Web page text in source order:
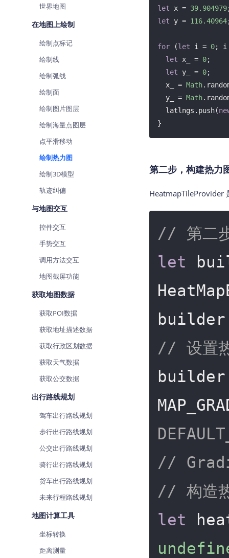
世界地图
在地图上绘制
绘制点标记
绘制线
绘制弧线
绘制面
绘制图片图层
绘制海量点图层
点平滑移动
绘制热力图
绘制3D模型
轨迹纠偏
与地图交互
控件交互
手势交互
调用方法交互
地图截屏功能
获取地图数据
获取POI数据
获取地址描述数据
获取行政区划数据
获取天气数据
获取公交数据
出行路线规划
驾车出行路线规划
步行出行路线规划
公交出行路线规划
骑行出行路线规划
货车出行路线规划
未来行程路线规划
地图计算工具
坐标转换
距离测量
let x = 39.904979
let y = 116.40964
for (let i = 0; i
let x_ = 0;
let y_ = 0;
  x_ =
Math
  y_ =
Math
  latlngs.push(
}
第二步，构建热
HeatmapTileProvider
// 第二
let
// 设置
//
// 构造
let